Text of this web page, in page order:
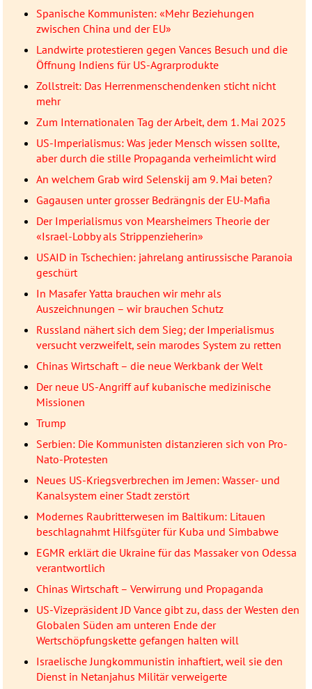
Spanische Kommunisten: «Mehr Beziehungen
zwischen China und der EU»
Landwirte protestieren gegen Vances Besuch und die
Öffnung Indiens für US-Agrarprodukte
Zollstreit: Das Herrenmenschendenken sticht nicht
mehr
Zum Internationalen Tag der Arbeit, dem 1. Mai 2025
US-Imperialismus: Was jeder Mensch wissen sollte,
aber durch die stille Propaganda verheimlicht wird
An welchem Grab wird Selenskij am 9. Mai beten?
Gagausen unter grosser Bedrängnis der EU-Mafia
Der Imperialismus von Mearsheimers Theorie der
«Israel-Lobby als Strippenzieherin»
USAID in Tschechien: jahrelang antirussische Paranoia
geschürt
In Masafer Yatta brauchen wir mehr als
Auszeichnungen – wir brauchen Schutz
Russland nähert sich dem Sieg; der Imperialismus
versucht verzweifelt, sein marodes System zu retten
Chinas Wirtschaft – die neue Werkbank der Welt
Der neue US-Angriff auf kubanische medizinische
Missionen
Trump
Serbien: Die Kommunisten distanzieren sich von Pro-
Nato-Protesten
Neues US-Kriegsverbrechen im Jemen: Wasser- und
Kanalsystem einer Stadt zerstört
Modernes Raubritterwesen im Baltikum: Litauen
beschlagnahmt Hilfsgüter für Kuba und Simbabwe
EGMR erklärt die Ukraine für das Massaker von Odessa
verantwortlich
Chinas Wirtschaft – Verwirrung und Propaganda
US-Vizepräsident JD Vance gibt zu, dass der Westen den
Globalen Süden am unteren Ende der
Wertschöpfungskette gefangen halten will
Israelische Jungkommunistin inhaftiert, weil sie den
Dienst in Netanjahus Militär verweigerte